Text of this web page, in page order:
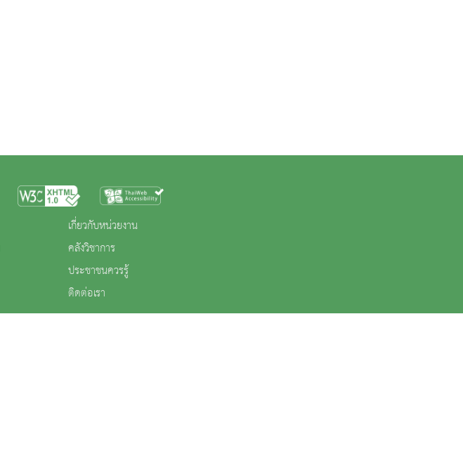
เกี่ยวกับหน่วยงาน
คลังวิชาการ
ประชาชนควรรู้
ติดต่อเรา